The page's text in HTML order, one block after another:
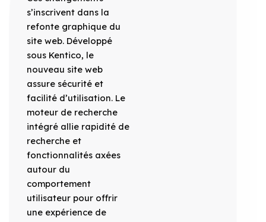
s’inscrivent dans la
refonte graphique du
site web. Développé
sous Kentico, le
nouveau site web
assure sécurité et
facilité d’utilisation. Le
moteur de recherche
intégré allie rapidité de
recherche et
fonctionnalités axées
autour du
comportement
utilisateur pour offrir
une expérience de